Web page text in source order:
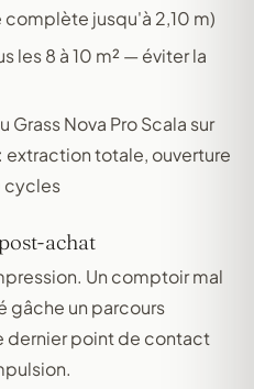
complète jusqu'à 2,10 m)
les 8 à 10 m² — éviter la
Grass Nova Pro Scala sur
extraction totale, ouverture
cycles
achat
Un comptoir mal
gâche un parcours
dernier point de contact